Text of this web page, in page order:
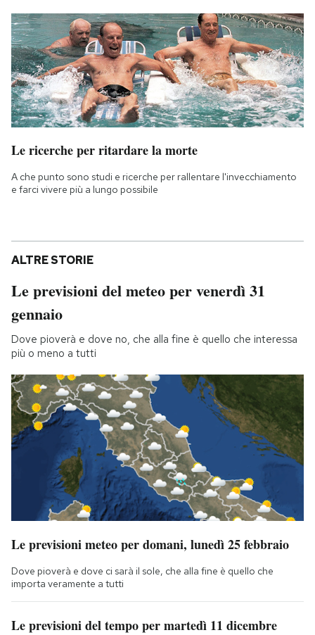
Le ricerche per ritardare la morte
A che punto sono studi e ricerche per rallentare l'invecchiamento
e farci vivere più a lungo possibile
ALTRE STORIE
Le previsioni del meteo per venerdì 31
gennaio
Dove pioverà e dove no, che alla fine è quello che interessa
più o meno a tutti
Le previsioni meteo per domani, lunedì 25 febbraio
Dove pioverà e dove ci sarà il sole, che alla fine è quello che
importa veramente a tutti
Le previsioni del tempo per martedì 11 dicembre